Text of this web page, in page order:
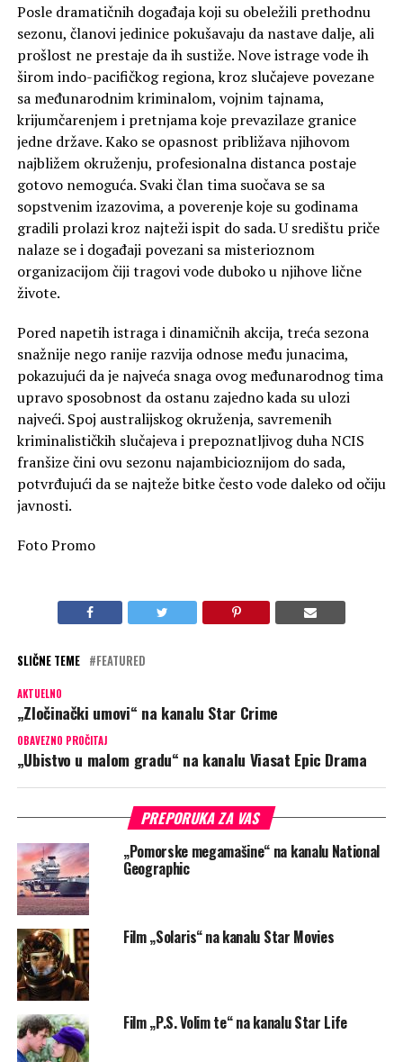
Posle dramatičnih događaja koji su obeležili prethodnu
sezonu, članovi jedinice pokušavaju da nastave dalje, ali
prošlost ne prestaje da ih sustiže. Nove istrage vode ih
širom indo-pacifičkog regiona, kroz slučajeve povezane
sa međunarodnim kriminalom, vojnim tajnama,
krijumčarenjem i pretnjama koje prevazilaze granice
jedne države. Kako se opasnost približava njihovom
najbližem okruženju, profesionalna distanca postaje
gotovo nemoguća. Svaki član tima suočava se sa
sopstvenim izazovima, a poverenje koje su godinama
gradili prolazi kroz najteži ispit do sada. U središtu priče
nalaze se i događaji povezani sa misterioznom
organizacijom čiji tragovi vode duboko u njihove lične
živote.
Pored napetih istraga i dinamičnih akcija, treća sezona
snažnije nego ranije razvija odnose među junacima,
pokazujući da je najveća snaga ovog međunarodnog tima
upravo sposobnost da ostanu zajedno kada su ulozi
najveći. Spoj australijskog okruženja, savremenih
kriminalističkih slučajeva i prepoznatljivog duha NCIS
franšize čini ovu sezonu najambicioznijom do sada,
potvrđujući da se najteže bitke često vode daleko od očiju
javnosti.
Foto Promo
SLIČNE TEME FEATURED
AKTUELNO
„Zločinački umovi“ na kanalu Star Crime
OBAVEZNO PROČITAJ
„Ubistvo u malom gradu“ na kanalu Viasat Epic Drama
PREPORUKA ZA VAS
„Pomorske megamašine“ na kanalu National
Geographic
Film „Solaris“ na kanalu Star Movies
Film „P.S. Volim te“ na kanalu Star Life